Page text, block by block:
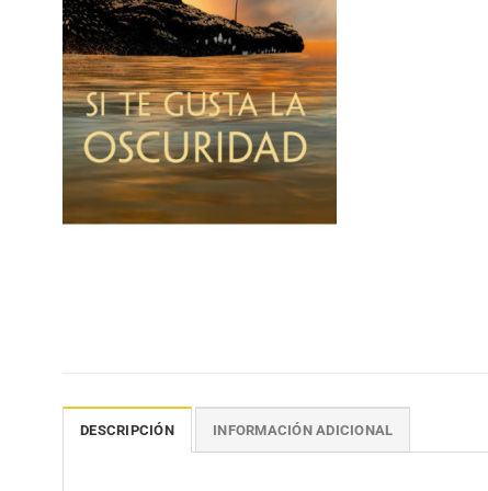
DESCRIPCIÓN INFORMACIÓN ADICIONAL